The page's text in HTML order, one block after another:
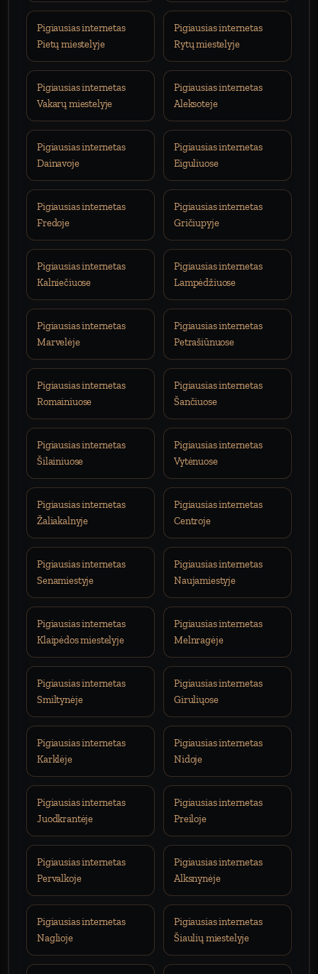
Pigiausias internetas
Pietų miestelyje
Pigiausias internetas
Rytų miestelyje
Pigiausias internetas
Vakarų miestelyje
Pigiausias internetas
Aleksoteje
Pigiausias internetas
Dainavoje
Pigiausias internetas
Eiguliuose
Pigiausias internetas
Fredoje
Pigiausias internetas
Gričiupyje
Pigiausias internetas
Kalniečiuose
Pigiausias internetas
Lampėdžiuose
Pigiausias internetas
Marvelėje
Pigiausias internetas
Petrašiūnuose
Pigiausias internetas
Romainiuose
Pigiausias internetas
Šančiuose
Pigiausias internetas
Šilainiuose
Pigiausias internetas
Vytėnuose
Pigiausias internetas
Žaliakalnyje
Pigiausias internetas
Centroje
Pigiausias internetas
Senamiestyje
Pigiausias internetas
Naujamiestyje
Pigiausias internetas
Klaipėdos miestelyje
Pigiausias internetas
Melnragėje
Pigiausias internetas
Smiltynėje
Pigiausias internetas
Giruliųose
Pigiausias internetas
Karklėje
Pigiausias internetas
Nidoje
Pigiausias internetas
Juodkrantėje
Pigiausias internetas
Preiloje
Pigiausias internetas
Pervalkoje
Pigiausias internetas
Alksnynėje
Pigiausias internetas
Naglioje
Pigiausias internetas
Šiaulių miestelyje